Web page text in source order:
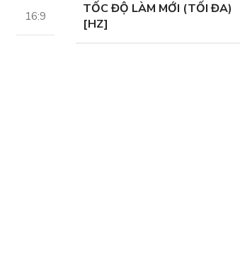
16:9
TỐC ĐỘ LÀM MỚI (TỐI ĐA)
[HZ]